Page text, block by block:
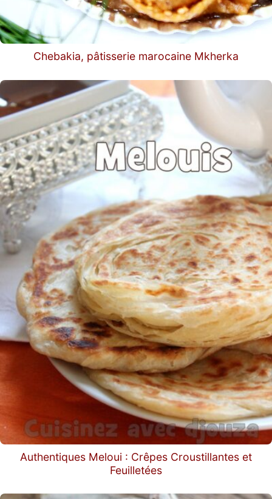
Chebakia, pâtisserie marocaine Mkherka
Authentiques Meloui : Crêpes Croustillantes et
Feuilletées